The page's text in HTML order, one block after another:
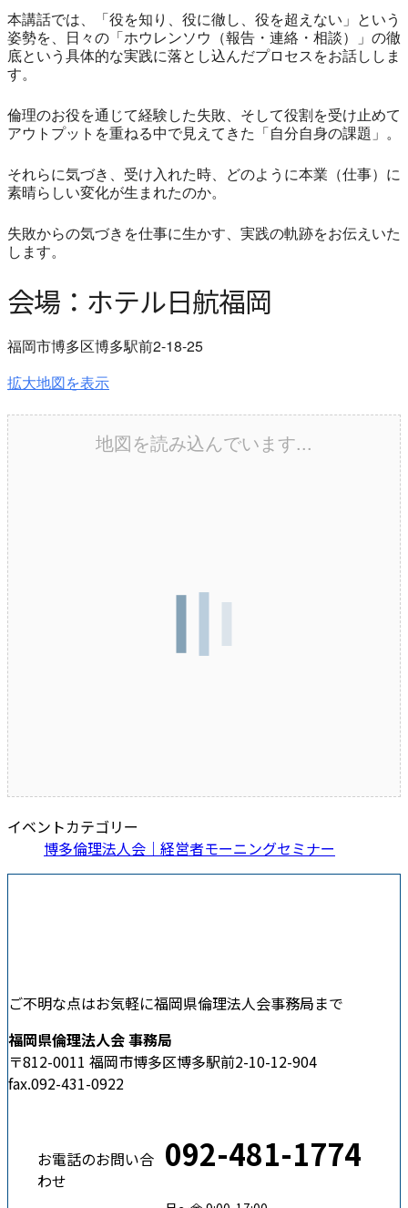
本講話では、「役を知り、役に徹し、役を超えない」という
姿勢を、日々の「ホウレンソウ（報告・連絡・相談）」の徹
底という具体的な実践に落とし込んだプロセスをお話ししま
す。
倫理のお役を通じて経験した失敗、そして役割を受け止めて
アウトプットを重ねる中で見えてきた「自分自身の課題」。
それらに気づき、受け入れた時、どのように本業（仕事）に
素晴らしい変化が生まれたのか。
失敗からの気づきを仕事に生かす、実践の軌跡をお伝えいた
します。
会場：ホテル日航福岡
福岡市博多区博多駅前2-18-25
拡大地図を表示
地図を読み込んでいます...
イベントカテゴリー
博多倫理法人会｜経営者モーニングセミナー
ご不明な点はお気軽に福岡県倫理法人会事務局まで
福岡県倫理法人会 事務局
〒812-0011 福岡市博多区博多駅前2-10-12-904
fax.092-431-0922
お電話のお問い合
わせ
092-481-1774